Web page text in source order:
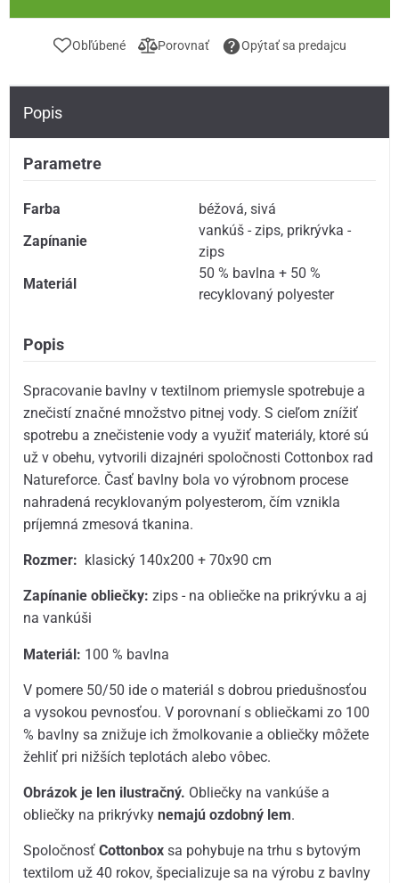
Obľúbené Porovnať Opýtať sa predajcu
Popis
Parametre
Farba béžová,sivá
Zapínanie
vankúš - zips, prikrývka -
zips
Materiál
50 % bavlna + 50 %
recyklovaný polyester
Popis
Spracovanie bavlny v textilnom priemysle spotrebuje a
znečistí značné množstvo pitnej vody. S cieľom znížiť
spotrebu a znečistenie vody a využiť materiály, ktoré sú
už v obehu, vytvorili dizajnéri spoločnosti Cottonbox rad
Natureforce. Časť bavlny bola vo výrobnom procese
nahradená recyklovaným polyesterom, čím vznikla
príjemná zmesová tkanina.
Rozmer: klasický 140x200 + 70x90 cm
Zapínanie obliečky: zips - na obliečke na prikrývku a aj
na vankúši
Materiál: 100 % bavlna
V pomere 50/50 ide o materiál s dobrou priedušnosťou
a vysokou pevnosťou. V porovnaní s obliečkami zo 100
% bavlny sa znižuje ich žmolkovanie a obliečky môžete
žehliť pri nižších teplotách alebo vôbec.
Obrázok je len ilustračný. Obliečky na vankúše a
obliečky na prikrývkynemajú ozdobný lem.
SpoločnosťCottonbox sa pohybuje na trhu s bytovým
textilom už 40 rokov, špecializuje sa na výrobu z bavlny